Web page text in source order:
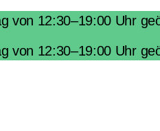
von 12:30–19:00 Uhr
von 12:30–19:00 Uhr